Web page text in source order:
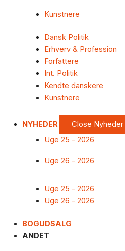
Kunstnere
Dansk Politik
Erhverv & Profession
Forfattere
Int. Politik
Kendte danskere
Kunstnere
NYHEDER Close Nyheder
Uge 25 – 2026
Uge 26 – 2026
Uge 25 – 2026
Uge 26 – 2026
BOGUDSALG
ANDET